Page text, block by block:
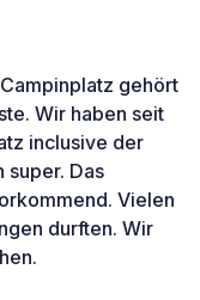
gehört
Wir haben seit
inclusive der
super. Das
Vielen
durften. Wir